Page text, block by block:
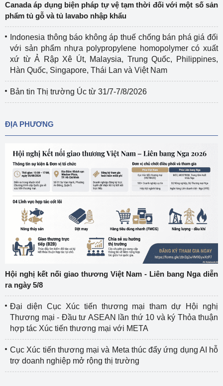
Canada áp dụng biện pháp tự vệ tạm thời đối với một số sản
phẩm tủ gỗ và tủ lavabo nhập khẩu
Indonesia thông báo không áp thuế chống bán phá giá đối
với sản phẩm nhựa polypropylene homopolymer có xuất
xứ từ Ả Rập Xê Út, Malaysia, Trung Quốc, Philippines,
Hàn Quốc, Singapore, Thái Lan và Việt Nam
Bản tin Thị trường Úc từ 31/7-7/8/2026
ĐỊA PHƯƠNG
Hội nghị kết nối giao thương Việt Nam - Liên bang Nga diễn
ra ngày 5/8
Đại diện Cục Xúc tiến thương mại tham dự Hội nghị
Thương mại - Đầu tư ASEAN lần thứ 10 và ký Thỏa thuận
hợp tác Xúc tiến thương mại với META
Cục Xúc tiến thương mại và Meta thúc đẩy ứng dụng AI hỗ
trợ doanh nghiệp mở rộng thị trường